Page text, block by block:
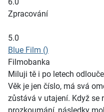
Zpracování
5.0
Blue Film ()
Filmobanka
Miluji tě i po letech
Věk je jen číslo, má svá
zůstává v utajení. Když se